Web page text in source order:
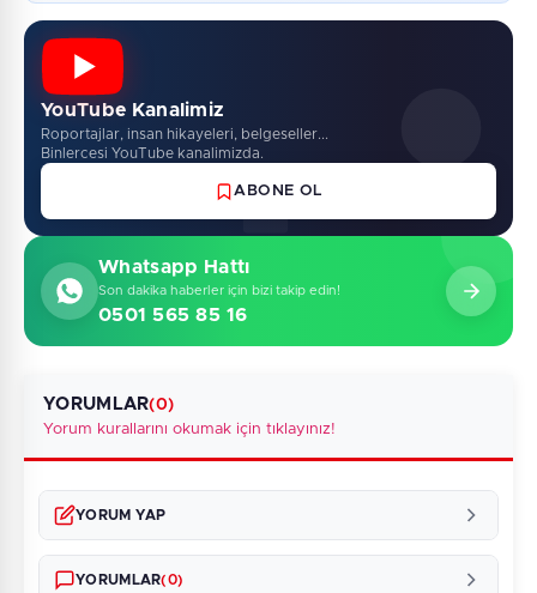
YouTube Kanalimiz
Roportajlar, insan hikayeleri, belgeseller...
Binlercesi YouTube kanalimizda.
ABONE OL
Whatsapp Hattı
Son dakika haberler için bizi takip edin!
0501 565 85 16
YORUMLAR(0)
Yorum kurallarını okumak için tıklayınız!
YORUM YAP
YORUMLAR(0)